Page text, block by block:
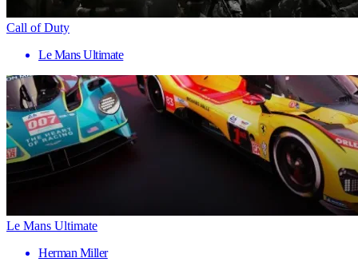
Call of Duty
Le Mans Ultimate
Le Mans Ultimate
Herman Miller